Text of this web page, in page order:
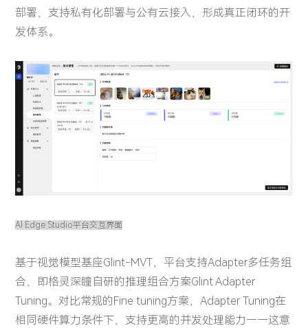
部署，支持私有化部署与公有云接入，形成真正闭环的开
发体系。
AI Edge Studio平台交互界面
基于视觉模型基座Glint-MVT，平台支持Adapter多任务组
合，即格灵深瞳自研的推理组合方案Glint Adapter
Tuning。对比常规的Fine tuning方案，Adapter Tuning在
相同硬件算力条件下，支持更高的并发处理能力——这意